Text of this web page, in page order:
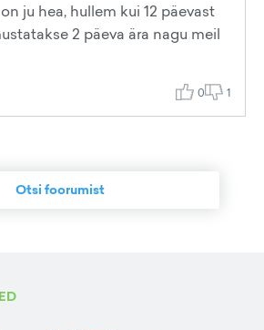
ju hea, hullem kui 12 päevast
2 päeva ära nagu meil
0 1
Otsi foorumist